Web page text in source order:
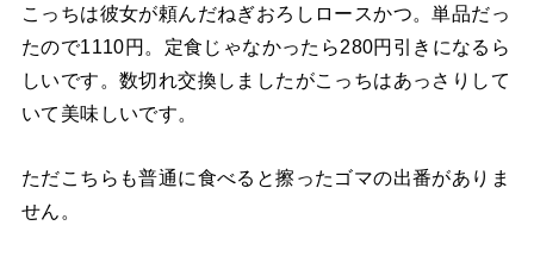
こっちは彼女が頼んだねぎおろしロースかつ。単品だっ
たので1110円。定食じゃなかったら280円引きになるら
しいです。数切れ交換しましたがこっちはあっさりして
いて美味しいです。
ただこちらも普通に食べると擦ったゴマの出番がありま
せん。